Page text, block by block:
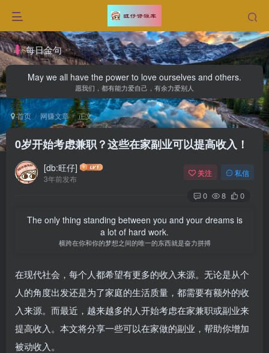
每日金句
May we all have the power to love ourselves and others.
愿我们，都有能力爱自己，有余力爱别人
首页 网赚文章 正文
0岁开始考虑兼职？这些在家副业可以提高收入！
[db:旺仔]
3年前发布
关注 私信
0 8 0
The only thing standing between you and your dreams is
a lot of hard work.
横跨在你和你的梦想之间的唯一的东西就是奋力拼搏
在现代社会，每个人都希望有更多的收入来源。无论是从个
人的角度出发还是为了家庭的生活质量，都需要有额外的收
入来源。而最近，越来越多的人开始考虑在家兼职或副业来
提高收入。本文将分享一些可以在家做的副业，帮助你增加
被动收入。